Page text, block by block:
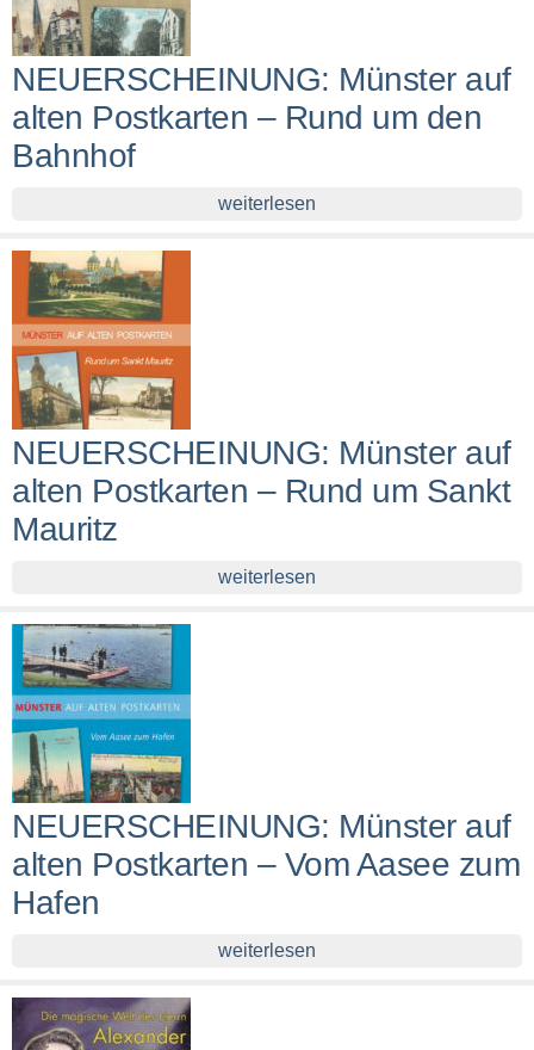
NEUERSCHEINUNG: Münster auf
alten Postkarten – Rund um den
Bahnhof
weiterlesen
NEUERSCHEINUNG: Münster auf
alten Postkarten – Rund um Sankt
Mauritz
weiterlesen
NEUERSCHEINUNG: Münster auf
alten Postkarten – Vom Aasee zum
Hafen
weiterlesen